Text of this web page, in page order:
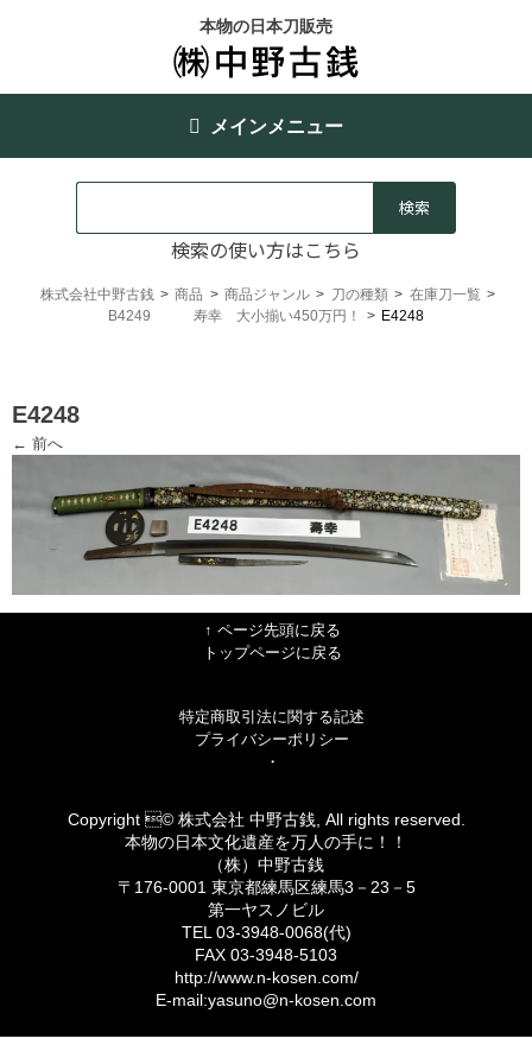
本物の日本刀販売
メインメニュー
検索の使い方はこちら
株式会社中野古銭 > 商品 > 商品ジャンル > 刀の種類 > 在庫刀一覧 >
B4249 寿幸 大小揃い450万円！
> E4248
E4248
← 前へ
↑ ページ先頭に戻る
トップページに戻る
特定商取引法に関する記述
プライバシーポリシー
・
Copyright © 株式会社 中野古銭, All rights reserved.
本物の日本文化遺産を万人の手に！！
（株）中野古銭
〒176-0001 東京都練馬区練馬3－23－5
第一ヤスノビル
TEL 03-3948-0068(代)
FAX 03-3948-5103
http://www.n-kosen.com/
E-mail:yasuno@n-kosen.com